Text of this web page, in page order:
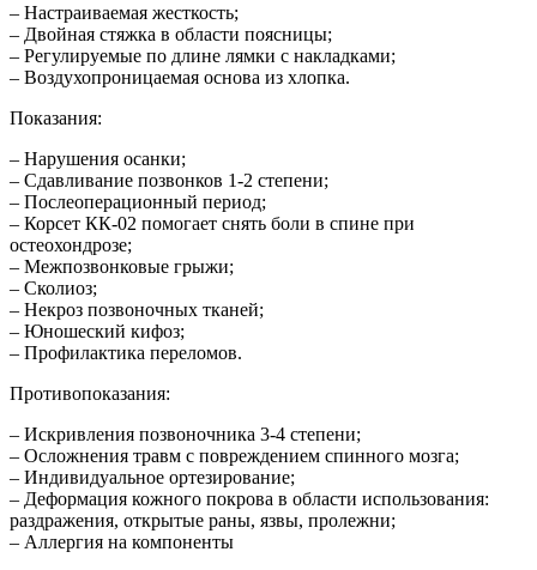
– Настраиваемая жесткость;
– Двойная стяжка в области поясницы;
– Регулируемые по длине лямки с накладками;
– Воздухопроницаемая основа из хлопка.
Показания:
– Нарушения осанки;
– Сдавливание позвонков 1-2 степени;
– Послеоперационный период;
– Корсет КК-02 помогает снять боли в спине при
остеохондрозе;
– Межпозвонковые грыжи;
– Сколиоз;
– Некроз позвоночных тканей;
– Юношеский кифоз;
– Профилактика переломов.
Противопоказания:
– Искривления позвоночника 3-4 степени;
– Осложнения травм с повреждением спинного мозга;
– Индивидуальное ортезирование;
– Деформация кожного покрова в области использования:
раздражения, открытые раны, язвы, пролежни;
– Аллергия на компоненты